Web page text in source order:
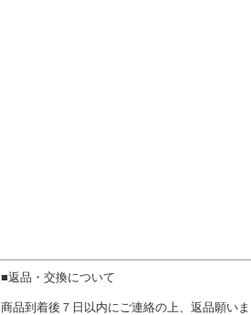
■返品・交換について
商品到着後７日以内にご連絡の上、返品願いま